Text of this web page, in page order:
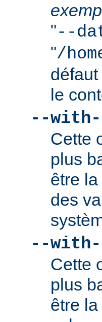
"--
"/
le
--with-
Cette
plus
être
des
--with-
Cette
plus
être